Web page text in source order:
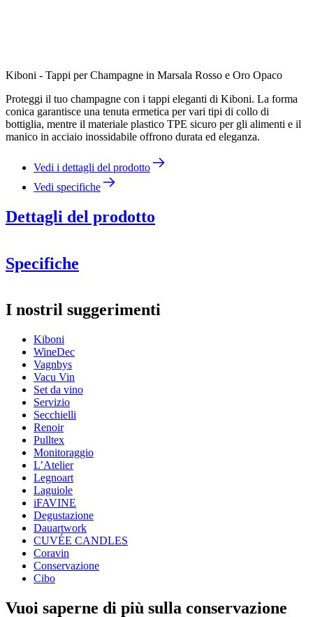
Kiboni - Tappi per Champagne in Marsala Rosso e Oro Opaco
Proteggi il tuo champagne con i tappi eleganti di Kiboni. La forma
conica garantisce una tenuta ermetica per vari tipi di collo di
bottiglia, mentre il materiale plastico TPE sicuro per gli alimenti e il
manico in acciaio inossidabile offrono durata ed eleganza.
Vedi i dettagli del prodotto
Vedi specifiche
Dettagli del prodotto
Specifiche
Numero di prodotto16403713
Dimensioni (LxAxP cm)
Peso (kg)
Altezza (cm)
Larghezza (cm)
Profondità (cm)
I nostril suggerimenti
Kiboni
WineDec
Vagnbys
Vacu Vin
Set da vino
Servizio
Secchielli
Renoir
Pulltex
Monitoraggio
L’Atelier
Legnoart
Laguiole
iFAVINE
Degustazione
Dauartwork
CUVÉE CANDLES
Coravin
Conservazione
Cibo
Vuoi saperne di più sulla conservazione